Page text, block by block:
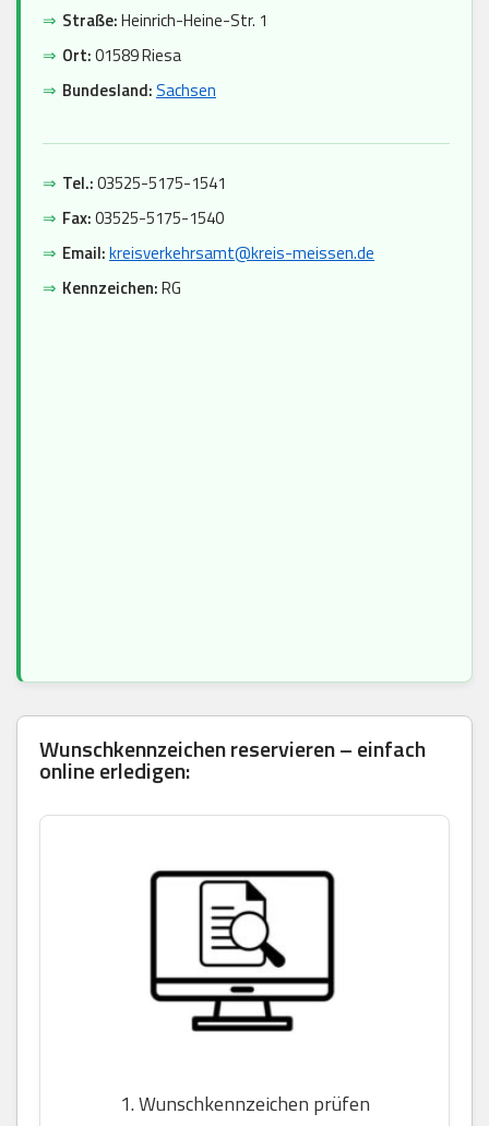
⇒ Straße:Heinrich-Heine-Str. 1
⇒ Ort:01589 Riesa
⇒ Bundesland:Sachsen
⇒ Tel.:03525-5175-1541
⇒ Fax:03525-5175-1540
⇒ Email:kreisverkehrsamt@kreis-meissen.de
⇒ Kennzeichen:RG
Wunschkennzeichen reservieren – einfach
online erledigen:
1. Wunschkennzeichen prüfen